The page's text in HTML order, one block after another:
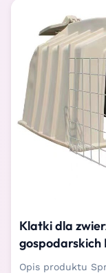
Klatki dla
cieląt
Opis produktu